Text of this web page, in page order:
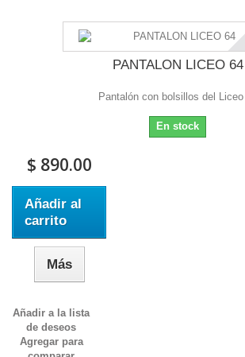
PANTALON LICEO 64
Pantalón con bolsillos del Liceo
En stock
$ 890.00
Añadir al
carrito
Más
Añadir a la lista
de deseos
Agregar para